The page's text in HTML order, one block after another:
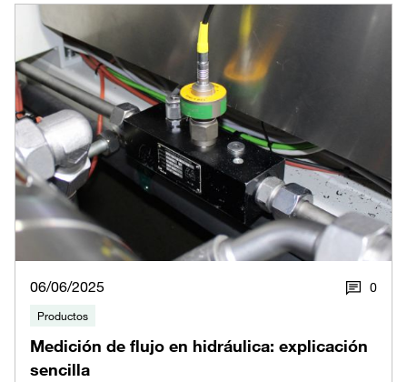
06/06/2025 0
Productos
Medición de flujo en hidráulica: explicación
sencilla